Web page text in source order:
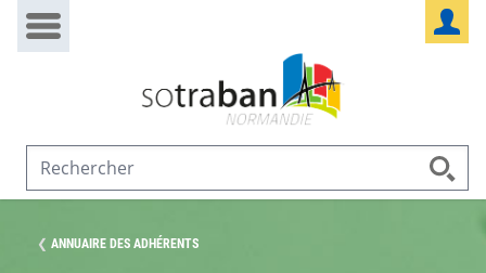
Passer au contenu
ANNUAIRE DES ADHÉRENTS
Panneau de gestion des cookies